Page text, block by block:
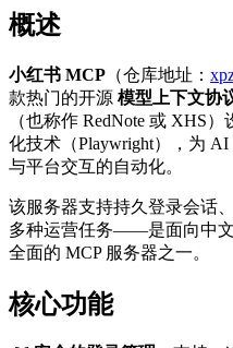
概述
小红书 MCP （仓库地址：
款热门的开源 模型上下文协
（也称作 RedNote 或 XHS
化技术（Playwright），为
与平台交互的自动化。
该服务器支持持久登录会话
多种运营任务——是面向中
全面的 MCP 服务器之一。
核心功能